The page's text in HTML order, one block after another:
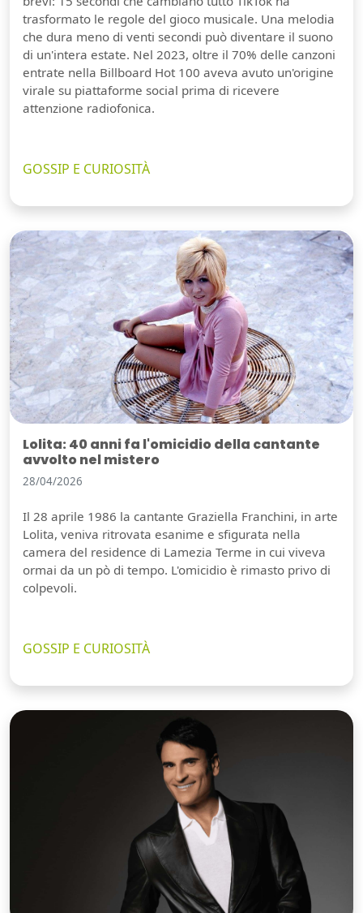
trasformato le regole del gioco musicale. Una melodia
che dura meno di venti secondi può diventare il suono
di un'intera estate. Nel 2023, oltre il 70% delle canzoni
entrate nella Billboard Hot 100 aveva avuto un'origine
virale su piattaforme social prima di ricevere
attenzione radiofonica.
GOSSIP E CURIOSITÀ
Lolita: 40 anni fa l'omicidio della cantante
avvolto nel mistero
28/04/2026
Il 28 aprile 1986 la cantante Graziella Franchini, in arte
Lolita, veniva ritrovata esanime e sfigurata nella
camera del residence di Lamezia Terme in cui viveva
ormai da un pò di tempo. L'omicidio è rimasto privo di
colpevoli.
GOSSIP E CURIOSITÀ